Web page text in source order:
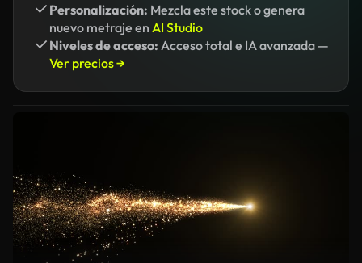
Personalización: Mezcla este stock o genera
nuevo metraje en AI Studio
Niveles de acceso: Acceso total e IA avanzada —
Ver precios →